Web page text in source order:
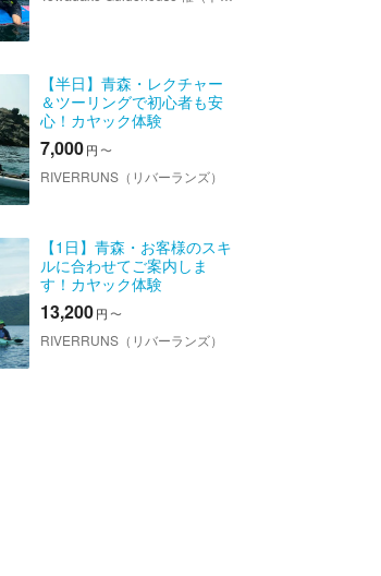
【半日】青森・レクチャー
＆ツーリングで初心者も安
心！カヤック体験
7,000円 〜
RIVERRUNS（リバーランズ）
【1日】青森・お客様のスキ
ルに合わせてご案内しま
す！カヤック体験
13,200円 〜
RIVERRUNS（リバーランズ）